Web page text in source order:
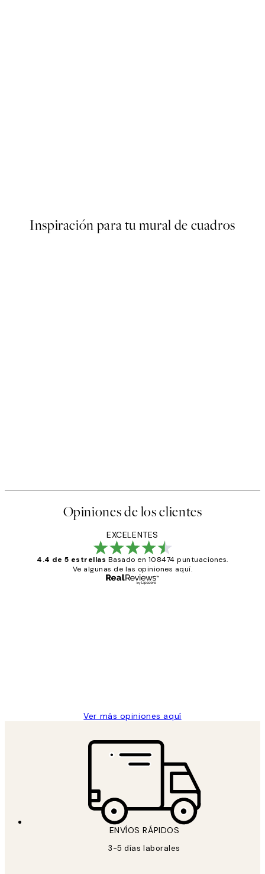
Inspiración para tu mural de cuadros
Opiniones de los clientes
EXCELENTES
4.4 de 5 estrellas Basado en 108474 puntuaciones.
Ve algunas de las opiniones aquí.
Ver más opiniones aquí
ENVÍOS RÁPIDOS
3-5 días laborales